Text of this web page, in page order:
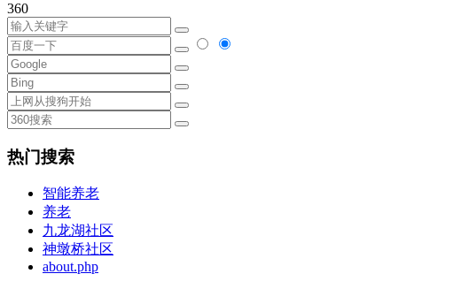
360
热门搜索
智能养老
养老
九龙湖社区
神墩桥社区
about.php